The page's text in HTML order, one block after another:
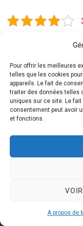
Pour offrir les meilleures
telles que les cookies
appareils. Le fait de
traiter des données telles
uniques sur ce site. Le
consentement peut avoir
et fonctions.
A propos de
Courtier Expert